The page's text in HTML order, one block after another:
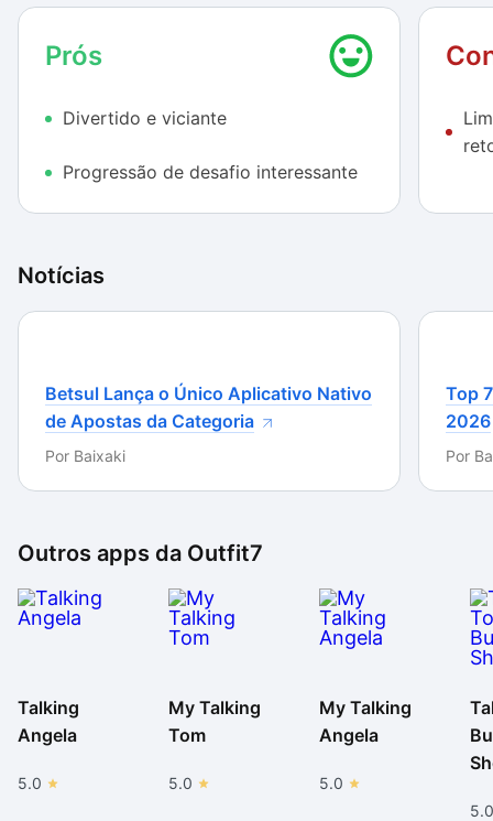
Conseguindo eliminar todos os gatos com boias
coloridas, você ganha uma chave que é usada para
liberar outras áreas do parque aquático onde os gatos
A jogabilidade de Talking Tom Pool é muito divertida.
Por mais que seja um título para um público com faixa
etária baixa, não temos como negar que a premissa é
O visual colorido e muito bonito. Lembra bastante os
na textura da água apresentada durante o jogo todo.
Para quem gosta de games divertidos e viciantes,
Talking Tom Pool é um prato-cheio. Suas fases são
bem elaboradas e, conforme o jogo vai progredindo,
acaba ficando com o limite de vidas e a demora para
Prós
Divertido e viciante
Progressão de desafio interessante
Notícias
Betsul Lança o Único Aplicativo Nativo
de Apostas da Categoria
Por Baixaki
Top
2026
Por
Outros apps da Outfit7
Talking
Angela
5.0
My Talking
Tom
5.0
My Talking
Angela
5.0
5.0